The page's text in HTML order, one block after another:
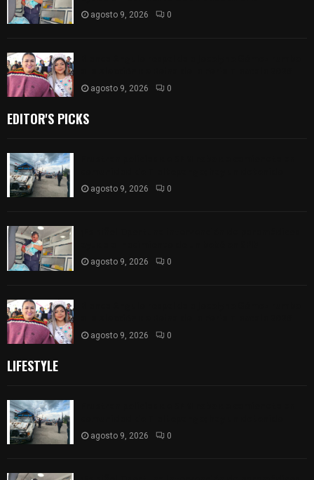
agosto 9, 2026 0
agosto 9, 2026 0
EDITOR'S PICKS
agosto 9, 2026 0
agosto 9, 2026 0
agosto 9, 2026 0
LIFESTYLE
agosto 9, 2026 0